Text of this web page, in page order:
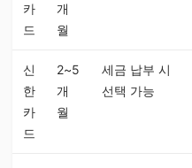
카
드
개
월
신
한
카
드
2~5
개
월
세금 납부 시
선택 가능